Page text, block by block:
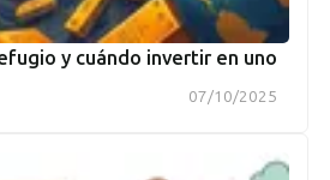
y cuándo invertir en uno
07/10/2025